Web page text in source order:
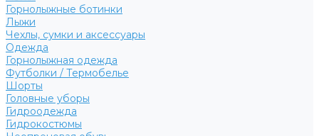
Горнолыжные ботинки
Лыжи
Чехлы, сумки и аксессуары
Одежда
Горнолыжная одежда
Футболки / Термобелье
Шорты
Головные уборы
Гидроодежда
Гидрокостюмы